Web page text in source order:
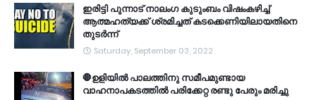
ഇരിട്ടി പുന്നാട് നാലംഗ കുടുംബം വിഷംകഴിച്ച്‌
ആത്മഹത്യക്ക് ശ്രമിച്ചത് കടക്കെണിയിലായതിനെ
തുടർന്ന്
Saturday, September 03, 2022
🛑ഉളിയിൽ പാലത്തിനു സമീപമുണ്ടായ
വാഹനാപകടത്തിൽ പരിക്കേറ്റ രണ്ടു പേരും മരിച്ചു